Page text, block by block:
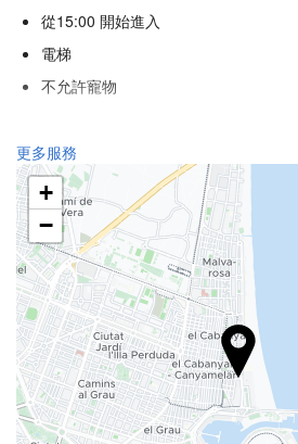
從15:00 開始進入
電梯
不允許寵物
健康
水療中心
土耳其浴
三溫暖
健身房
食品與飲品
單點餐廳
酒巴
更多服務
+
−